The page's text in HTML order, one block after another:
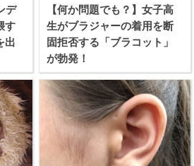
デ
す
出
【何か問題でも？】女子高
生がブラジャーの着用を断
固拒否する「ブラコット」
が勃発！